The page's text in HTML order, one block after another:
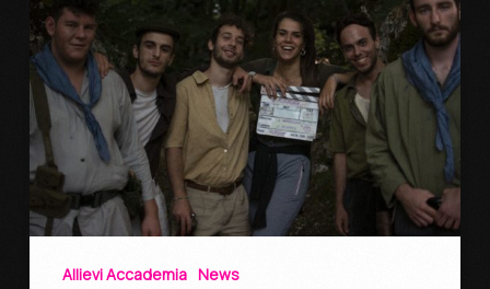
Allievi Accademia News